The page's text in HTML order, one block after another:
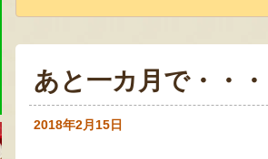
あと一カ月で・・・
2018年2月15日